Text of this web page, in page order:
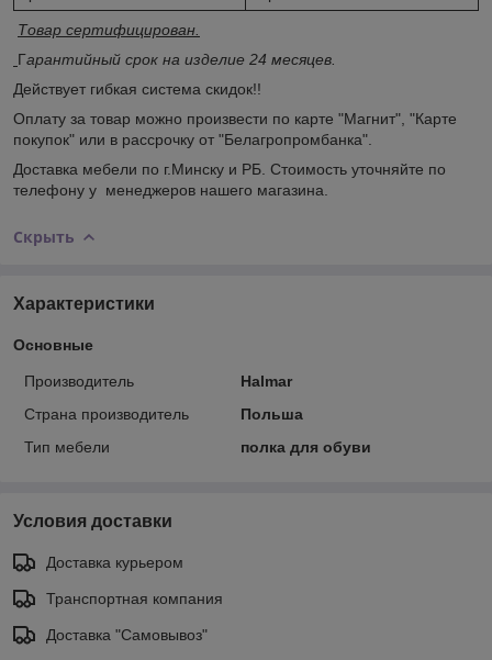
Товар сертифицирован.
Гарантийный срок на изделие 24 месяцев.
Действует гибкая система скидок!!
Оплату за товар можно произвести по карте "Магнит", "Карте
покупок" или в рассрочку от "Белагропромбанка".
Доставка мебели по г.Минску и РБ. Стоимость уточняйте по
телефону у менеджеров нашего магазина.
Скрыть
Характеристики
Основные
Производитель
Halmar
Страна производитель
Польша
Тип мебели
полка для обуви
Условия доставки
Доставка курьером
Транспортная компания
Доставка "Самовывоз"